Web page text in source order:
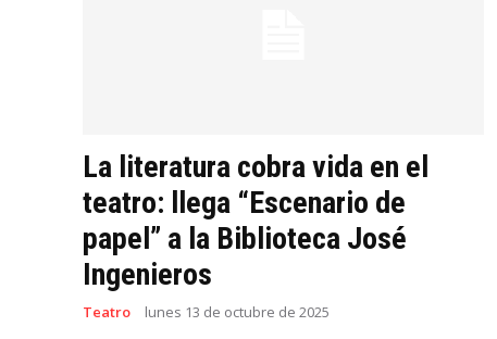
La literatura cobra vida en el
teatro: llega “Escenario de
papel” a la Biblioteca José
Ingenieros
Teatro lunes 13 de octubre de 2025